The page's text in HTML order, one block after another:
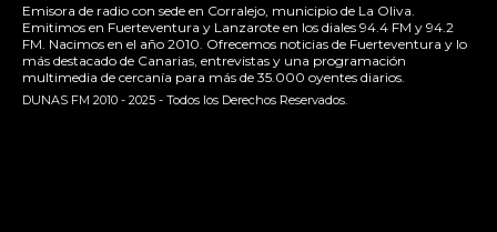
Emisora de radio con sede en Corralejo, municipio de La Oliva.
Emitimos en Fuerteventura y Lanzarote en los diales 94.4 FM y 94.2
FM. Nacimos en el año 2010. Ofrecemos noticias de Fuerteventura y lo
más destacado de Canarias, entrevistas y una programación
multimedia de cercanía para más de 35.000 oyentes diarios.
DUNAS FM 2010 - 2025 - Todos los Derechos Reservados.